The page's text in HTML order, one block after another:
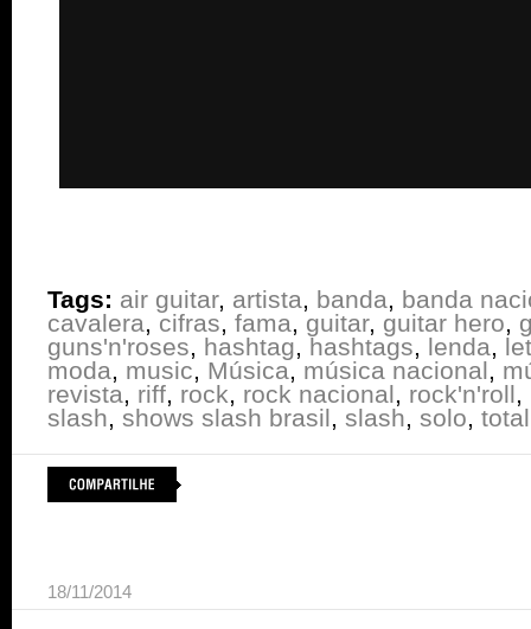
Tags: air guitar, artista, banda, banda
cavalera, cifras, fama, guitar, guitar hero,
guns'n'roses, hashtag, hashtags, lenda,
moda, music, Música, música nacional,
revista, riff, rock, rock nacional, rock'n'roll,
slash, shows slash brasil, slash, solo,
18/11/2014